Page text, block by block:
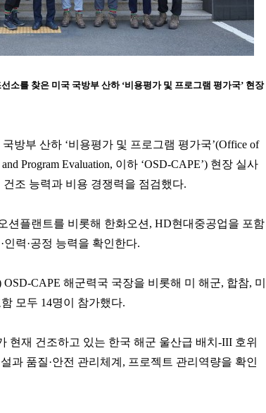
소를 찾은 미국 국방부 산하 ‘비용평가 및 프로그램 평가국’ 현장
국방부 산하 ‘비용평가 및 프로그램 평가국’(Office of
and Program Evaluation, 이하 ‘OSD-CAPE’) 현장 실사
조 능력과 비용 경쟁력을 점검했다.
션플랜트를 비롯해 한화오션 , HD현대중공업을 포함
·인력·공정 능력을 확인한다.
OSD-CAPE 해군력국 국장을 비롯해 미 해군, 합참, 미
모두 14명이 참가했다.
현재 건조하고 있는 한국 해군 울산급 배치 -III 호위
과 품질·안전 관리체계 , 프로젝트 관리역량을 확인